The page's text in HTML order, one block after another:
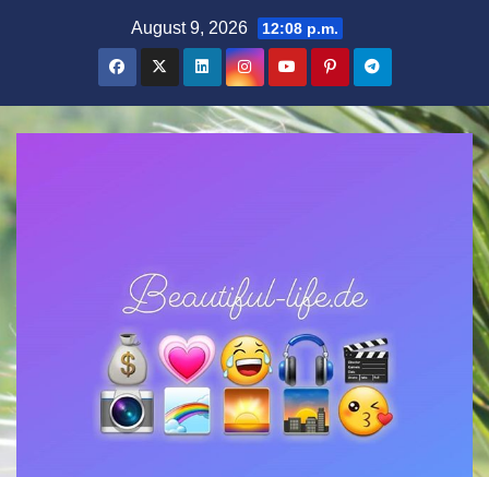
August 9, 2026 12:08 p.m.